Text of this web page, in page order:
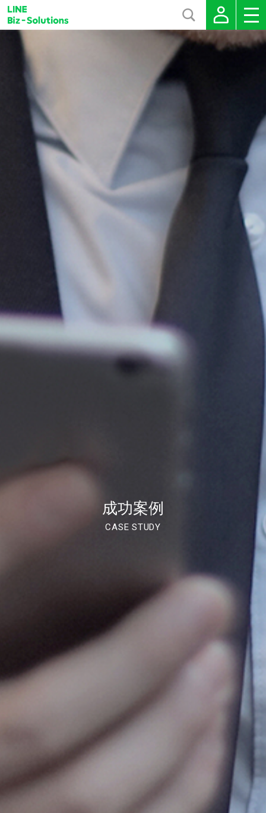
成功案例
CASE STUDY